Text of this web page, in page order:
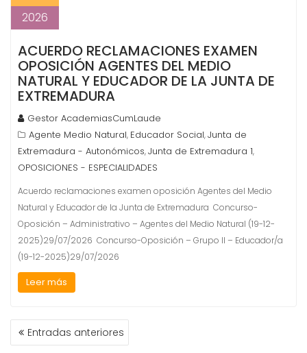
2026
ACUERDO RECLAMACIONES EXAMEN
OPOSICIÓN AGENTES DEL MEDIO
NATURAL Y EDUCADOR DE LA JUNTA DE
EXTREMADURA
Gestor AcademiasCumLaude
Agente Medio Natural, Educador Social,Junta de
Extremadura - Autonómicos,Junta de Extremadura 1,
OPOSICIONES - ESPECIALIDADES
Acuerdo reclamaciones examen oposición Agentes del Medio
Natural y Educador de la Junta de Extremadura Concurso-
Oposición – Administrativo – Agentes del Medio Natural (19-12-
2025)29/07/2026 Concurso-Oposición – Grupo II – Educador/a
(19-12-2025)29/07/2026
Leer más
NAVEGACIÓN
DEEntradas anteriores